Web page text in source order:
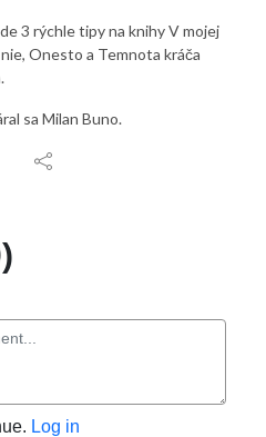
3 rýchle tipy na knihy V mojej
Onesto a Temnota kráča
sa Milan Buno.
Log in